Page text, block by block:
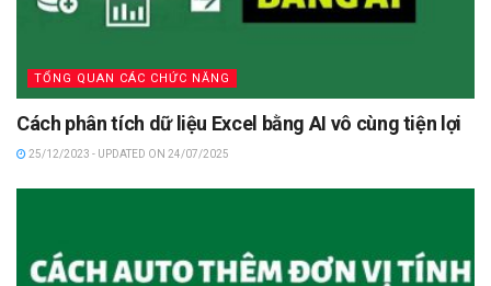
TỔNG QUAN CÁC CHỨC NĂNG
Cách phân tích dữ liệu Excel bằng AI vô cùng tiện lợi
25/12/2023 - UPDATED ON 24/07/2025